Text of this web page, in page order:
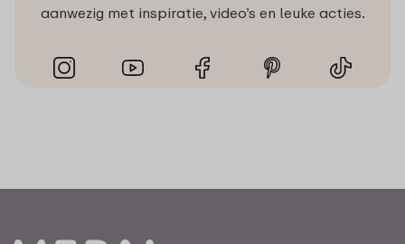
aanwezig met inspiratie, video’s en leuke acties.